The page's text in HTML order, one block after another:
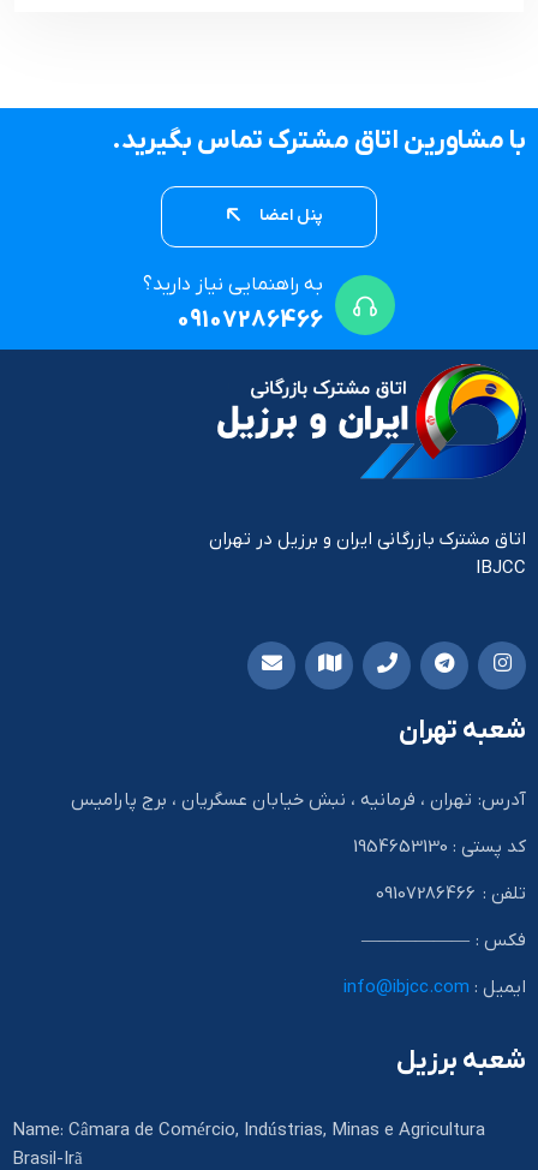
با مشاورین اتاق مشترک تماس بگیرید.
پنل اعضا
به راهنمایی نیاز دارید؟
09107286466
اتاق مشترک بازرگانی ایران و برزیل در تهران
IBJCC
شعبه تهران
آدرس: تهران ، فرمانیه ، نبش خیابان عسگریان ، برج پارامیس
کد پستی : 1954653130
تلفن : 09107286466
فکس : ——————
ایمیل : info@ibjcc.com
شعبه برزیل
Name: Câmara de Comércio, Indústrias, Minas e Agricultura
Brasil-Irã